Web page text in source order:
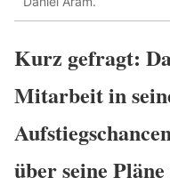
Kurz gefragt:
Mitarbeit in
über seine